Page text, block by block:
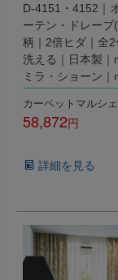
D-4151・4152｜
ーテン・ドレープ
柄｜2倍ヒダ｜全2
洗える｜日本製｜
ミラ・ショーン｜
カーペットマルシ
58,872
詳細を見る